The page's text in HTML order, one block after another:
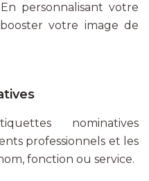
personnalisant votre
votre image de
nominatives
professionnels et les
fonction ou service.